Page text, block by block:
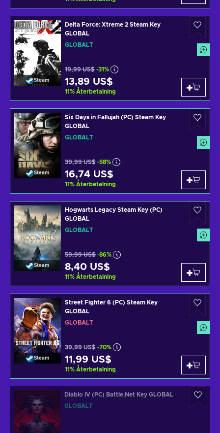
Steam
Delta Force: Xtreme 2 Steam Key
GLOBAL
GLOBALT
19,99 US$ -31%
13,89 US$
11% Återbetalning
Steam
Six Days in Fallujah (PC) Steam Key
GLOBAL
GLOBALT
39,99 US$ -58%
16,74 US$
11% Återbetalning
Steam
Hogwarts Legacy Steam Key (PC)
GLOBAL
GLOBALT
59,99 US$ -86%
8,40 US$
11% Återbetalning
Steam
Street Fighter 6 (PC) Steam Key
GLOBAL
GLOBALT
39,99 US$ -70%
11,99 US$
11% Återbetalning
Diablo IV (PC) Battle.Net Key GLOBAL
GLOBALT